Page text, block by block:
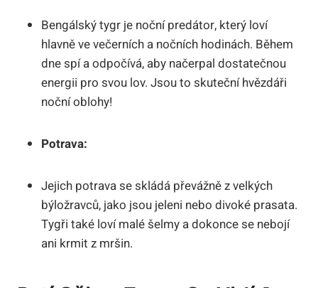
Bengálský tygr je noční predátor, který loví
hlavně ve večerních a nočních hodinách. Během
dne spí a odpočívá, aby načerpal dostatečnou
energii pro svou lov. Jsou to skuteční hvězdáři
noční oblohy!
Potrava:
Jejich potrava se skládá převážně z velkých
býložravců, jako jsou jeleni nebo divoké prasata.
Tygři také loví malé šelmy a dokonce se nebojí
ani krmit z mršin.